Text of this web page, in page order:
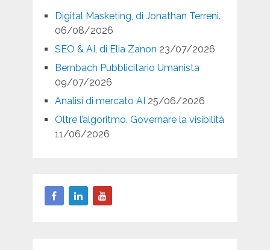
Digital Masketing, di Jonathan Terreni.
06/08/2026
SEO & AI, di Elia Zanon 23/07/2026
Bernbach Pubblicitario Umanista
09/07/2026
Analisi di mercato AI 25/06/2026
Oltre l’algoritmo. Governare la visibilità
11/06/2026